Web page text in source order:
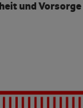
und Vorsorge